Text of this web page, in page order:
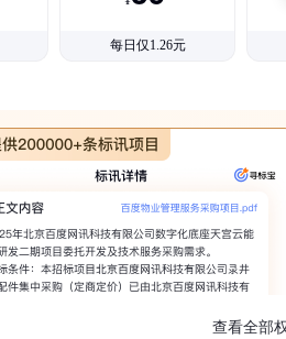
每日仅1.26元
查看全部